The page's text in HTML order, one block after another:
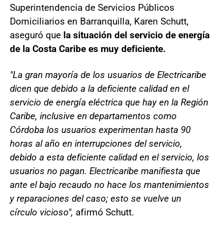
Superintendencia de Servicios Públicos
Domiciliarios en Barranquilla, Karen Schutt,
aseguró que la situación del servicio de energía
de la Costa Caribe es muy deficiente.
"La gran mayoría de los usuarios de Electricaribe
dicen que debido a la deficiente calidad en el
servicio de energía eléctrica que hay en la Región
Caribe, inclusive en departamentos como
Córdoba los usuarios experimentan hasta 90
horas al año en interrupciones del servicio,
debido a esta deficiente calidad en el servicio, los
usuarios no pagan. Electricaribe manifiesta que
ante el bajo recaudo no hace los mantenimientos
y reparaciones del caso; esto se vuelve un
círculo vicioso", afirmó Schutt.